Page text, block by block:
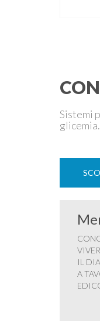
Sistemi
glicemia.
IL
A